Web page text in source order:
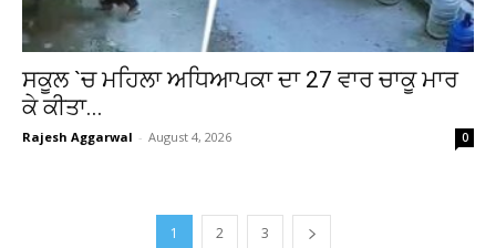
ਸਕੂਲ `ਚ ਮਹਿਲਾ ਅਧਿਆਪਕਾ ਦਾ 27 ਵਾਰ ਚਾਕੂ ਮਾਰ
ਕੇ ਕੀਤਾ...
Rajesh Aggarwal - August 4, 2026 0
1 2 3